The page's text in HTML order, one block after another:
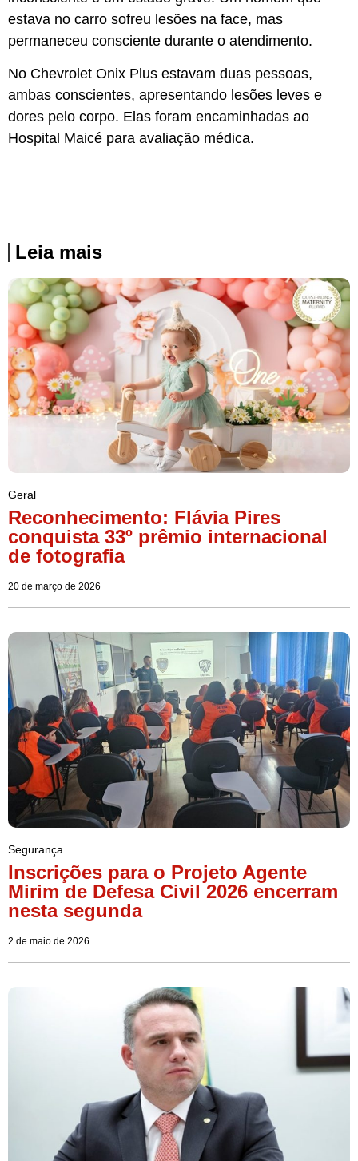
estava no carro sofreu lesões na face, mas
permaneceu consciente durante o atendimento.
No Chevrolet Onix Plus estavam duas pessoas,
ambas conscientes, apresentando lesões leves e
dores pelo corpo. Elas foram encaminhadas ao
Hospital Maicé para avaliação médica.
Leia mais
Geral
Reconhecimento: Flávia Pires
conquista 33º prêmio internacional
de fotografia
20 de março de 2026
Segurança
Inscrições para o Projeto Agente
Mirim de Defesa Civil 2026 encerram
nesta segunda
2 de maio de 2026